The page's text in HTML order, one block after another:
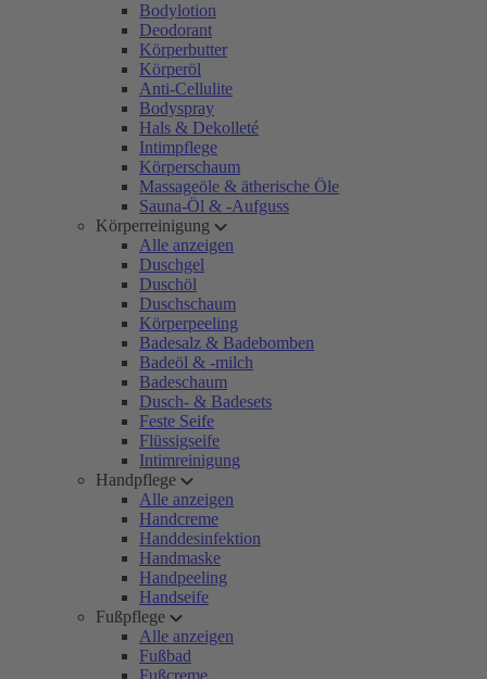
Bodylotion
Deodorant
Körperbutter
Körperöl
Anti-Cellulite
Bodyspray
Hals & Dekolleté
Intimpflege
Körperschaum
Massageöle & ätherische Öle
Sauna-Öl & -Aufguss
Körperreinigung
Alle anzeigen
Duschgel
Duschöl
Duschschaum
Körperpeeling
Badesalz & Badebomben
Badeöl & -milch
Badeschaum
Dusch- & Badesets
Feste Seife
Flüssigseife
Intimreinigung
Handpflege
Alle anzeigen
Handcreme
Handdesinfektion
Handmaske
Handpeeling
Handseife
Fußpflege
Alle anzeigen
Fußbad
Fußcreme